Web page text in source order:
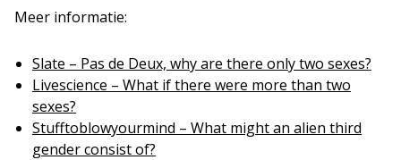
Meer informatie:
Slate – Pas de Deux, why are there only two sexes?
Livescience – What if there were more than two
sexes?
Stufftoblowyourmind – What might an alien third
gender consist of?